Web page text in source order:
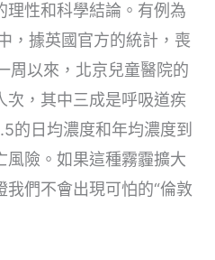
理性和科學結論。有例為
，據英國官方的統計，喪
周以來，北京兒童醫院的
次，其中三成是呼吸道疾
的日均濃度和年均濃度到
風險。如果這種霧霾擴大
們不會出現可怕的“倫敦